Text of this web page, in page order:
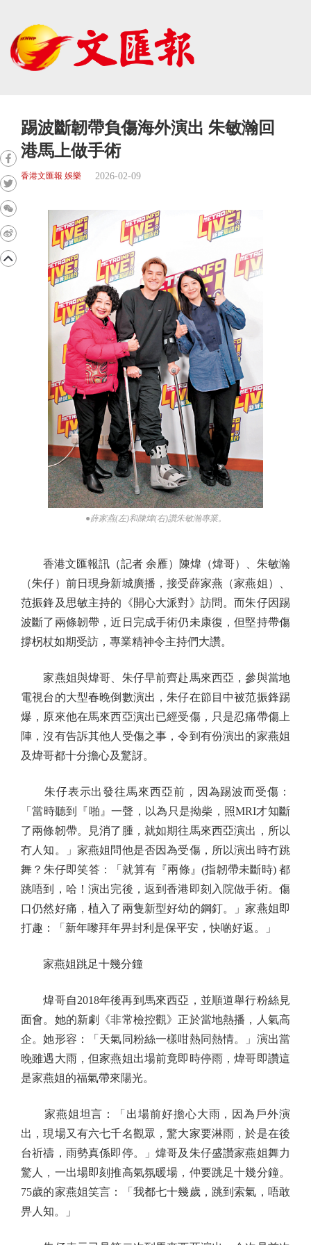
踢波斷韌帶負傷海外演出 朱敏瀚回
港馬上做手術
香港文匯報 娛樂 2026-02-09
●薛家燕(左)和陳煒(右)讚朱敏瀚專業。
香港文匯報訊（記者 余雁）陳煒（煒哥）、朱敏瀚
（朱仔）前日現身新城廣播，接受薛家燕（家燕姐）、
范振鋒及思敏主持的《開心大派對》訪問。而朱仔因踢
波斷了兩條韌帶，近日完成手術仍未康復，但堅持帶傷
撐柺杖如期受訪，專業精神令主持們大讚。
家燕姐與煒哥、朱仔早前齊赴馬來西亞，參與當地
電視台的大型春晚倒數演出，朱仔在節目中被范振鋒踢
爆，原來他在馬來西亞演出已經受傷，只是忍痛帶傷上
陣，沒有告訴其他人受傷之事，令到有份演出的家燕姐
及煒哥都十分擔心及驚訝。
朱仔表示出發往馬來西亞前，因為踢波而受傷：
「當時聽到『啪』一聲，以為只是拗柴，照MRI才知斷
了兩條韌帶。見消了腫，就如期往馬來西亞演出，所以
冇人知。」家燕姐問他是否因為受傷，所以演出時冇跳
舞？朱仔即笑答：「就算有『兩條』(指韌帶未斷時) 都
跳唔到，哈！演出完後，返到香港即刻入院做手術。傷
口仍然好痛，植入了兩隻新型好幼的鋼釘。」家燕姐即
打趣：「新年嚟拜年畀封利是保平安，快啲好返。」
家燕姐跳足十幾分鐘
煒哥自2018年後再到馬來西亞，並順道舉行粉絲見
面會。她的新劇《非常檢控觀》正於當地熱播，人氣高
企。她形容：「天氣同粉絲一樣咁熱同熱情。」演出當
晚雖遇大雨，但家燕姐出場前竟即時停雨，煒哥即讚這
是家燕姐的福氣帶來陽光。
家燕姐坦言：「出場前好擔心大雨，因為戶外演
出，現場又有六七千名觀眾，驚大家要淋雨，於是在後
台祈禱，雨勢真係即停。」煒哥及朱仔盛讚家燕姐舞力
驚人，一出場即刻推高氣氛暖場，仲要跳足十幾分鐘。
75歲的家燕姐笑言：「我都七十幾歲，跳到索氣，唔敢
畀人知。」